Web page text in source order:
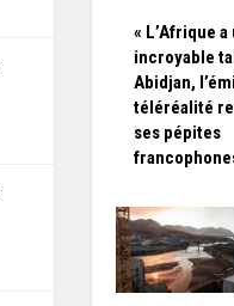
« L’Afrique a
incroyable
Abidjan,
téléréalité
ses pépites